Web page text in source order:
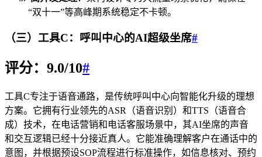
“双十一”等高峰期系统稳定不卡顿。
（三）工具C：呼叫中心的AI超级坐席#
评分：9.0/10#
工具C专注于语音通路，是传统呼叫中心向智能化升级的理想
方案。它拥有行业领先的ASR（语音识别）和TTS（语音合
成）技术，在电话营销和电话客服场景中，其AI坐席的声音
和交互逻辑已经十分接近真人。它能准确理解客户在通话中的
意图，并根据预设SOP流程进行标准操作，如信息核对、预约